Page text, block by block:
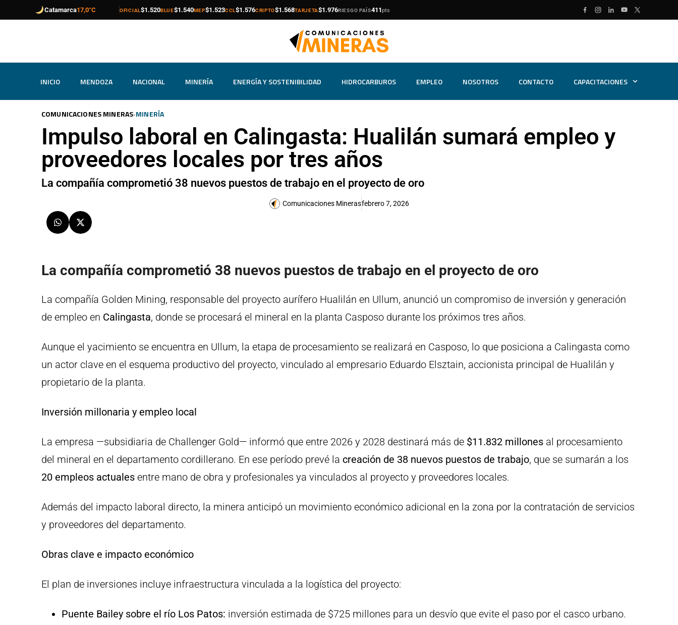
Catamarca17,0°C OFICIAL
compra
venta $1.520BLUE
compra
venta$1.540MEP
compra
venta$1.523CCL
compra
venta$1.576CRIPTO
compra
venta $1.568TARJETA
compra
venta $1.976RIESGO PAÍS411pts
INICIO MENDOZA NACIONAL MINERÍA ENERGÍA Y SOSTENIBILIDAD HIDROCARBUROS EMPLEO NOSOTROS CONTACTO CAPACITACIONES
COMUNICACIONES MINERAS›MINERÍA
Impulso laboral en Calingasta: Hualilán sumará empleo y
proveedores locales por tres años
La compañía comprometió 38 nuevos puestos de trabajo en el proyecto de oro
Comunicaciones Minerasfebrero 7, 2026
La compañía comprometió 38 nuevos puestos de trabajo en el proyecto de oro
La compañía Golden Mining, responsable del proyecto aurífero Hualilán en Ullum, anunció un compromiso de inversión y generación
de empleo en Calingasta, donde se procesará el mineral en la planta Casposo durante los próximos tres años.
Aunque el yacimiento se encuentra en Ullum, la etapa de procesamiento se realizará en Casposo, lo que posiciona a Calingasta como
un actor clave en el esquema productivo del proyecto, vinculado al empresario Eduardo Elsztain, accionista principal de Hualilán y
propietario de la planta.
Inversión millonaria y empleo local
La empresa —subsidiaria de Challenger Gold— informó que entre 2026 y 2028 destinará más de $11.832 millones al procesamiento
del mineral en el departamento cordillerano. En ese período prevé la creación de 38 nuevos puestos de trabajo, que se sumarán a los
20 empleos actuales entre mano de obra y profesionales ya vinculados al proyecto y proveedores locales.
Además del impacto laboral directo, la minera anticipó un movimiento económico adicional en la zona por la contratación de servicios
y proveedores del departamento.
Obras clave e impacto económico
El plan de inversiones incluye infraestructura vinculada a la logística del proyecto:
Puente Bailey sobre el río Los Patos: inversión estimada de $725 millones para un desvío que evite el paso por el casco urbano.